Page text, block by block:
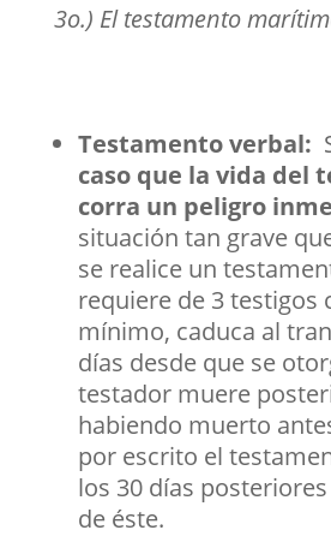
3o.) El testamento
Testamento verbal:
caso que la vida del
corra un peligro
situación tan grave
se realice un
requiere de 3 testigos
mínimo, caduca al
días desde que se
testador muere
habiendo muerto
por escrito el
los 30 días
de éste.